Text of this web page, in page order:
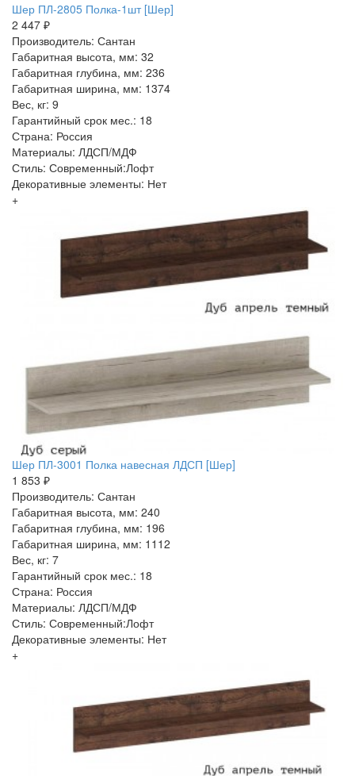
Шер ПЛ-2805 Полка-1шт [Шер]
2 447 ₽
Производитель: Сантан
Габаритная высота, мм: 32
Габаритная глубина, мм: 236
Габаритная ширина, мм: 1374
Вес, кг: 9
Гарантийный срок мес.: 18
Страна: Россия
Материалы: ЛДСП/МДФ
Стиль: Современный:Лофт
Декоративные элементы: Нет
+
Шер ПЛ-3001 Полка навесная ЛДСП [Шер]
1 853 ₽
Производитель: Сантан
Габаритная высота, мм: 240
Габаритная глубина, мм: 196
Габаритная ширина, мм: 1112
Вес, кг: 7
Гарантийный срок мес.: 18
Страна: Россия
Материалы: ЛДСП/МДФ
Стиль: Современный:Лофт
Декоративные элементы: Нет
+